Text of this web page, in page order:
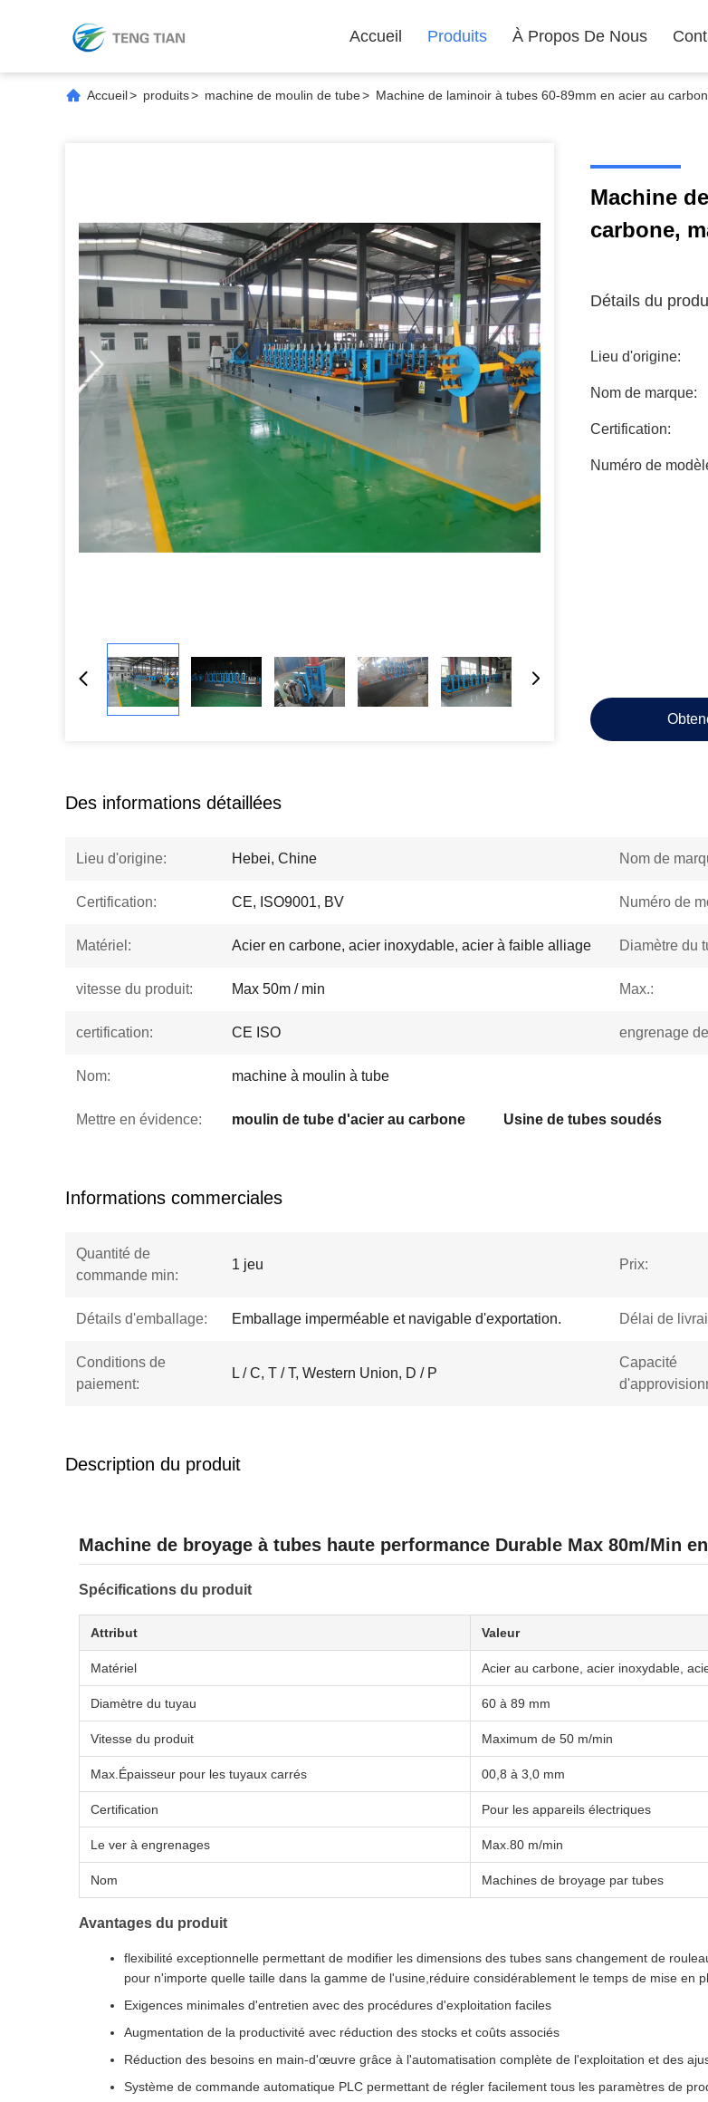
Accueil Produits À Propos De Nous
Accueil> produits> machine de moulin de tube> Machine de laminoir à tubes 60-89mm en acier au
Machine
carbone,
Détails du
Lieu d'origine:
Nom de marque:
Certification:
Numéro de
Des informations détaillées
Lieu d'origine: Hebei, Chine Nom de
Certification: CE, ISO9001, BV Numéro de
Matériel: Acier en carbone, acier inoxydable, acier à faible alliage Diamètre du
vitesse du produit: Max 50m / min Max.:
certification: CE ISO engrenage
Nom: machine à moulin à tube
Mettre en évidence: moulin de tube d'acier au carbone Usine de tubes soudés
Informations commerciales
Quantité de
commande min:
1 jeu Prix:
Détails d'emballage: Emballage imperméable et navigable d'exportation. Délai de
Conditions de
paiement:
L / C, T / T, Western Union, D / P
Capacité
Description du produit
Machine de broyage à tubes haute performance Durable Max 80m/Min
Spécifications du produit
Attribut Valeur
Matériel Acier au carbone, acier inoxydable,
Diamètre du tuyau 60 à 89 mm
Vitesse du produit Maximum de 50 m/min
Max.Épaisseur pour les tuyaux carrés 00,8 à 3,0 mm
Certification Pour les appareils électriques
Le ver à engrenages Max.80 m/min
Nom Machines de broyage par tubes
Avantages du produit
flexibilité exceptionnelle permettant de modifier les dimensions des tubes sans changement de
pour n'importe quelle taille dans la gamme de l'usine,réduire considérablement le temps de mise en
Exigences minimales d'entretien avec des procédures d'exploitation faciles
Augmentation de la productivité avec réduction des stocks et coûts associés
Réduction des besoins en main-d'œuvre grâce à l'automatisation complète de l'exploitation et des
Système de commande automatique PLC permettant de régler facilement tous les paramètres de